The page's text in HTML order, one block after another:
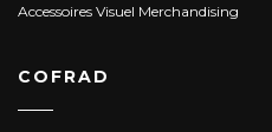
Accessoires Visuel Merchandising
COFRAD